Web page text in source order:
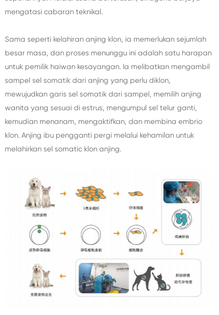
mengatasi cabaran teknikal.
Sama seperti kelahiran anjing klon, ia memerlukan sejumlah
besar masa, dan proses menunggu ini adalah satu harapan
untuk pemilik haiwan kesayangan. Ia melibatkan mengambil
sampel sel somatik dari anjing yang perlu diklon,
mewujudkan garis sel somatik dari sampel, memilih anjing
wanita yang sesuai di estrus, mengumpul sel telur ganti,
kemudian menanam, mengaktifkan, dan membina embrio
klon. Anjing ibu pengganti pergi melalui kehamilan untuk
melahirkan sel somatic klon anjing.